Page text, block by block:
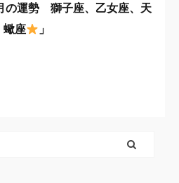
の運勢 獅子座、乙女座、天
蠍座
」